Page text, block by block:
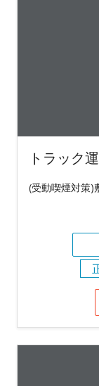
トラック
(受動喫煙対策)